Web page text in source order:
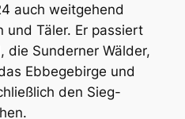
auch weitgehend
und Täler. Er passiert
die Sunderner Wälder,
Ebbegebirge und
den Sieg-